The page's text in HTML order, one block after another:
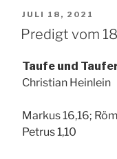
VERÖFFENTLICHT
AM
JULI 18, 2021
Predigt vom
Taufe und
Christian Heinlein
Markus 16,16;
Petrus 1,10